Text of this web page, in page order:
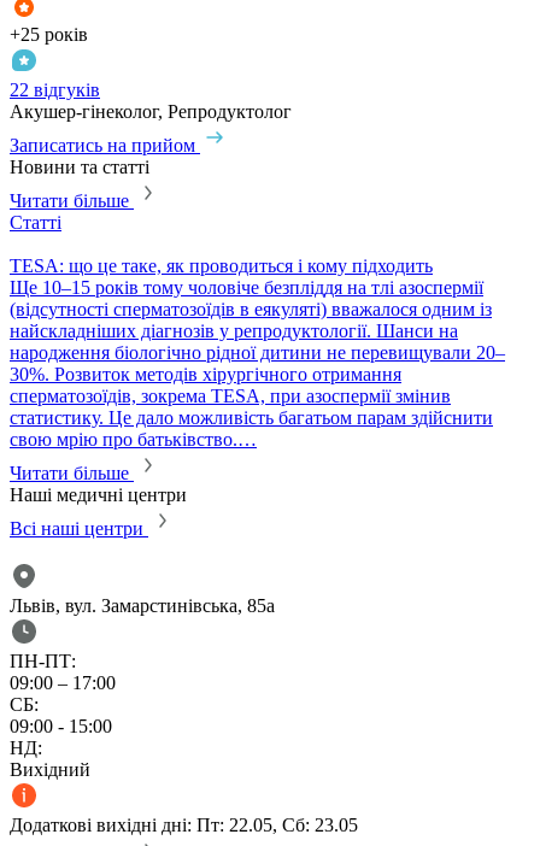
+25 років
22 відгуків
Акушер-гінеколог, Репродуктолог
Записатись на прийом
Новини та статті
Читати більше
Статті
TESA: що це таке, як проводиться і кому підходить
​Ще 10–15 років тому чоловіче безпліддя на тлі азоспермії
(відсутності сперматозоїдів в еякуляті) вважалося одним із
найскладніших діагнозів у репродуктології. Шанси на
народження біологічно рідної дитини не перевищували 20–
30%. Розвиток методів хірургічного отримання
сперматозоїдів, зокрема TESA, при азоспермії змінив
статистику. Це дало можливість багатьом парам здійснити
свою мрію про батьківство.…
Читати більше
Наші медичні центри
Всі наші центри
Львів, вул. Замарстинівська, 85а
ПН-ПТ:
09:00 – 17:00
СБ:
09:00 - 15:00
НД:
Вихідний
Додаткові вихідні дні: Пт: 22.05, Сб: 23.05